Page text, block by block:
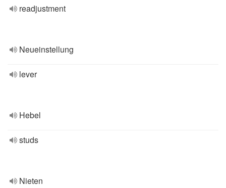
readjustment
Neueinstellung
lever
Hebel
studs
Nieten